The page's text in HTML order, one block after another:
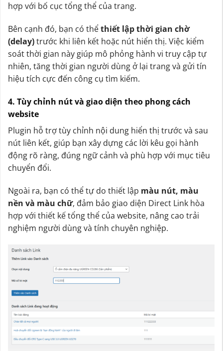
hợp với bố cục tổng thể của trang.
Bên cạnh đó, bạn có thểthiết lập thời gian chờ
(delay)trước khi liên kết hoặc nút hiển thị. Việc kiểm
soát thời gian này giúp mô phỏng hành vi truy cập tự
nhiên, tăng thời gian người dùng ở lại trang và gửi tín
hiệu tích cực đến công cụ tìm kiếm.
4. Tùy chỉnh nút và giao diện theo phong cách
website
Plugin hỗ trợ tùy chỉnh nội dung hiển thị trước và sau
nút liên kết, giúp bạn xây dựng các lời kêu gọi hành
động rõ ràng, đúng ngữ cảnh và phù hợp với mục tiêu
chuyển đổi.
Ngoài ra, bạn có thể tự do thiết lập màu nút, màu
nền và màu chữ, đảm bảo giao diện Direct Link hòa
hợp với thiết kế tổng thể của website, nâng cao trải
nghiệm người dùng và tính chuyên nghiệp.